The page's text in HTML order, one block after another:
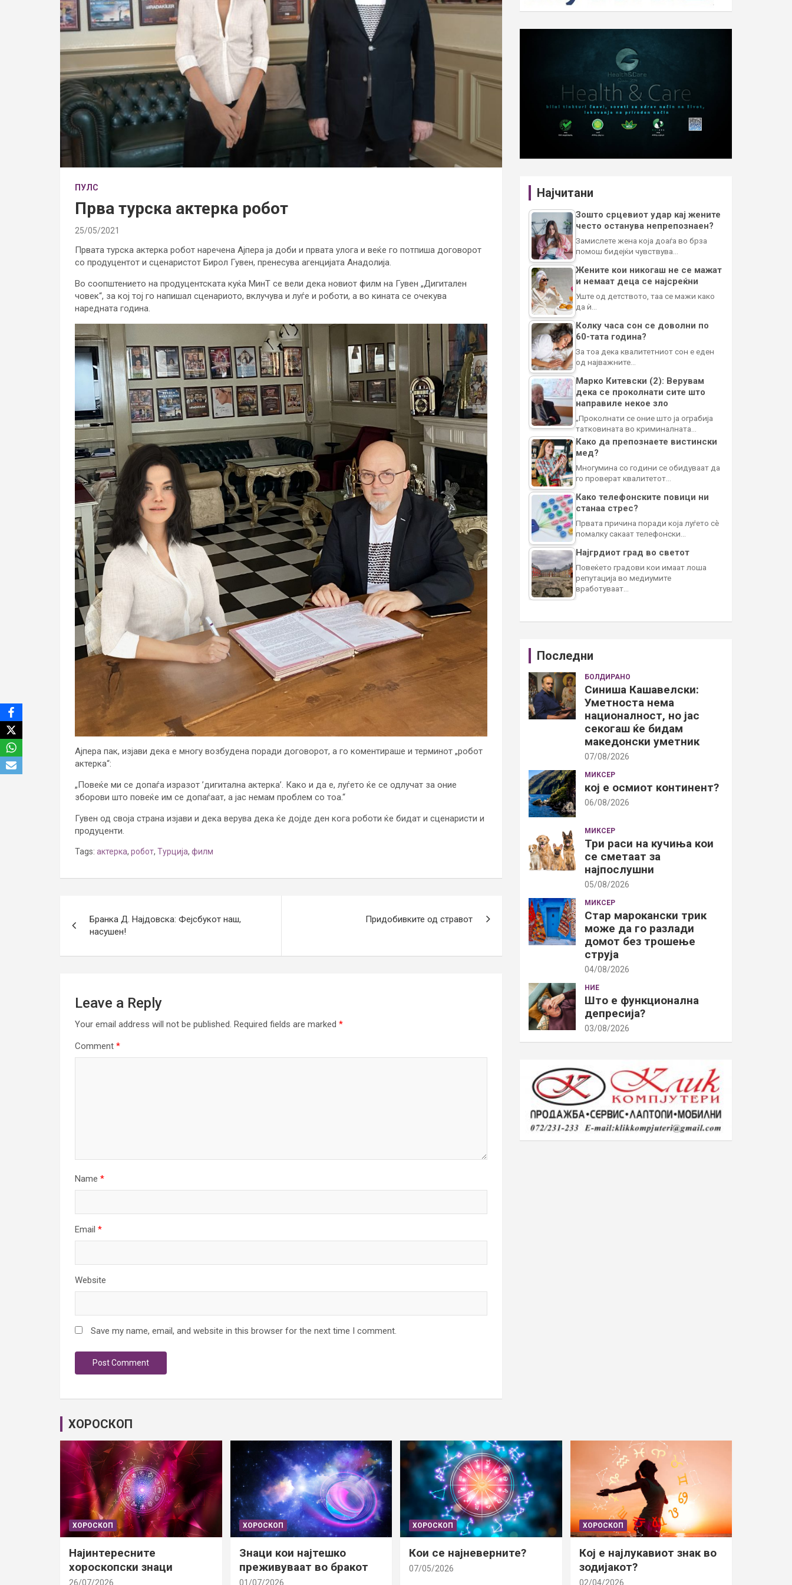
ПУЛС
Прва турска актерка робот
25/05/2021
Првата турска актерка робот наречена Ајпера ја доби и првата улога и веќе го потпиша договорот
со продуцентот и сценаристот Бирол Гувен, пренесува агенцијата Анадолија.
Во соопштението на продуцентската куќа МинТ се вели дека новиот филм на Гувен „Дигитален
човек“, за кој тој го напишал сценариото, вклучува и луѓе и роботи, а во кината се очекува
наредната година.
Ајпера пак, изјави дека е многу возбудена поради договорот, а го коментираше и терминот „робот
актерка“:
„Повеќе ми се допаѓа изразот ’дигитална актерка’. Како и да е, луѓето ќе се одлучат за оние
зборови што повеќе им се допаѓаат, а јас немам проблем со тоа.“
Гувен од своја страна изјави и дека верува дека ќе дојде ден кога роботи ќе бидат и сценаристи и
продуценти.
Tags: актерка, робот, Турција, филм
navigation
Бранка Д. Најдовска: Фејсбукот наш,
насушен!
Придобивките од стравот
Leave a Reply
Your email address will not be published. Required fields are marked *
Comment *
Name *
Email *
Website
Save my name, email, and website in this browser for the next time I comment.
Најчитани
Зошто срцевиот удар кај жените
често останува непрепознаен?
Замислете жена која доаѓа во брза
помош бидејќи чувствува…
Жените кои никогаш не се мажат
и немаат деца се најсреќни
Уште од детството, таа се мажи како
да ѝ…
Колку часа сон се доволни по
60-тата година?
За тоа дека квалитетниот сон е еден
од најважните…
Марко Китевски (2): Верувам
дека се проколнати сите што
направиле некое зло
„Проколнати се оние што ја ограбија
татковината во криминалната…
Како да препознаете вистински
мед?
Многумина со години се обидуваат да
го проверат квалитетот…
Како телефонските повици ни
станаа стрес?
Првата причина поради која луѓето сè
помалку сакаат телефонски…
Најгрдиот град во светот
Повеќето градови кои имаат лоша
репутација во медиумите
вработуваат…
Последни
БОЛДИРАНО
Синиша Кашавелски:
Уметноста нема
националност, но јас
секогаш ќе бидам
македонски уметник
07/08/2026
МИКСЕР
кој е осмиот континент?
06/08/2026
МИКСЕР
Три раси на кучиња кои
се сметаат за
најпослушни
05/08/2026
МИКСЕР
Стар марокански трик
може да го разлади
домот без трошење
струја
04/08/2026
НИЕ
Што е функционална
депресија?
03/08/2026
ХОРОСКОП
ХОРОСКОП
Најинтересните
хороскопски знаци
26/07/2026
ХОРОСКОП
Знаци кои најтешко
преживуваат во бракот
01/07/2026
ХОРОСКОП
Кои се најневерните?
07/05/2026
ХОРОСКОП
Кој е најлукавиот знак во
зодијакот?
02/04/2026